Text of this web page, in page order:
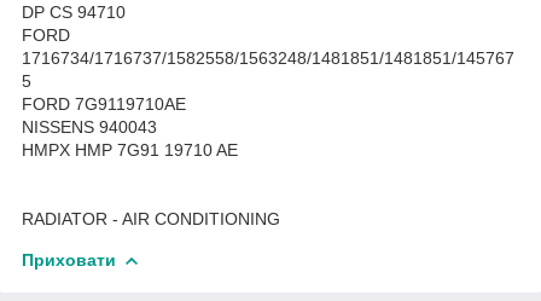
DP CS 94710
FORD
1716734/1716737/1582558/1563248/1481851/1481851/145767
5
FORD 7G9119710AE
NISSENS 940043
HMPX HMP 7G91 19710 AE
RADIATOR - AIR CONDITIONING
Приховати